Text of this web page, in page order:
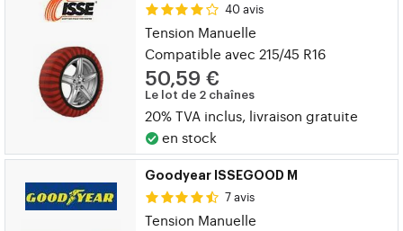
40 avis
Tension Manuelle
Compatible avec 215/45 R16
50,59 €
Le lot de 2 chaînes
20% TVA inclus, livraison gratuite
en stock
Goodyear ISSEGOOD M
7 avis
Tension Manuelle